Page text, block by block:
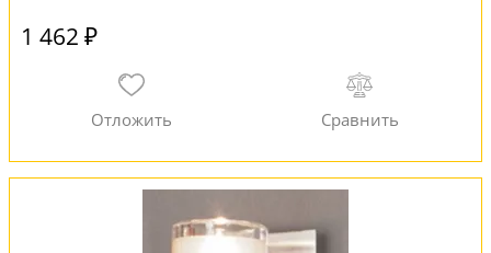
1 462 ₽